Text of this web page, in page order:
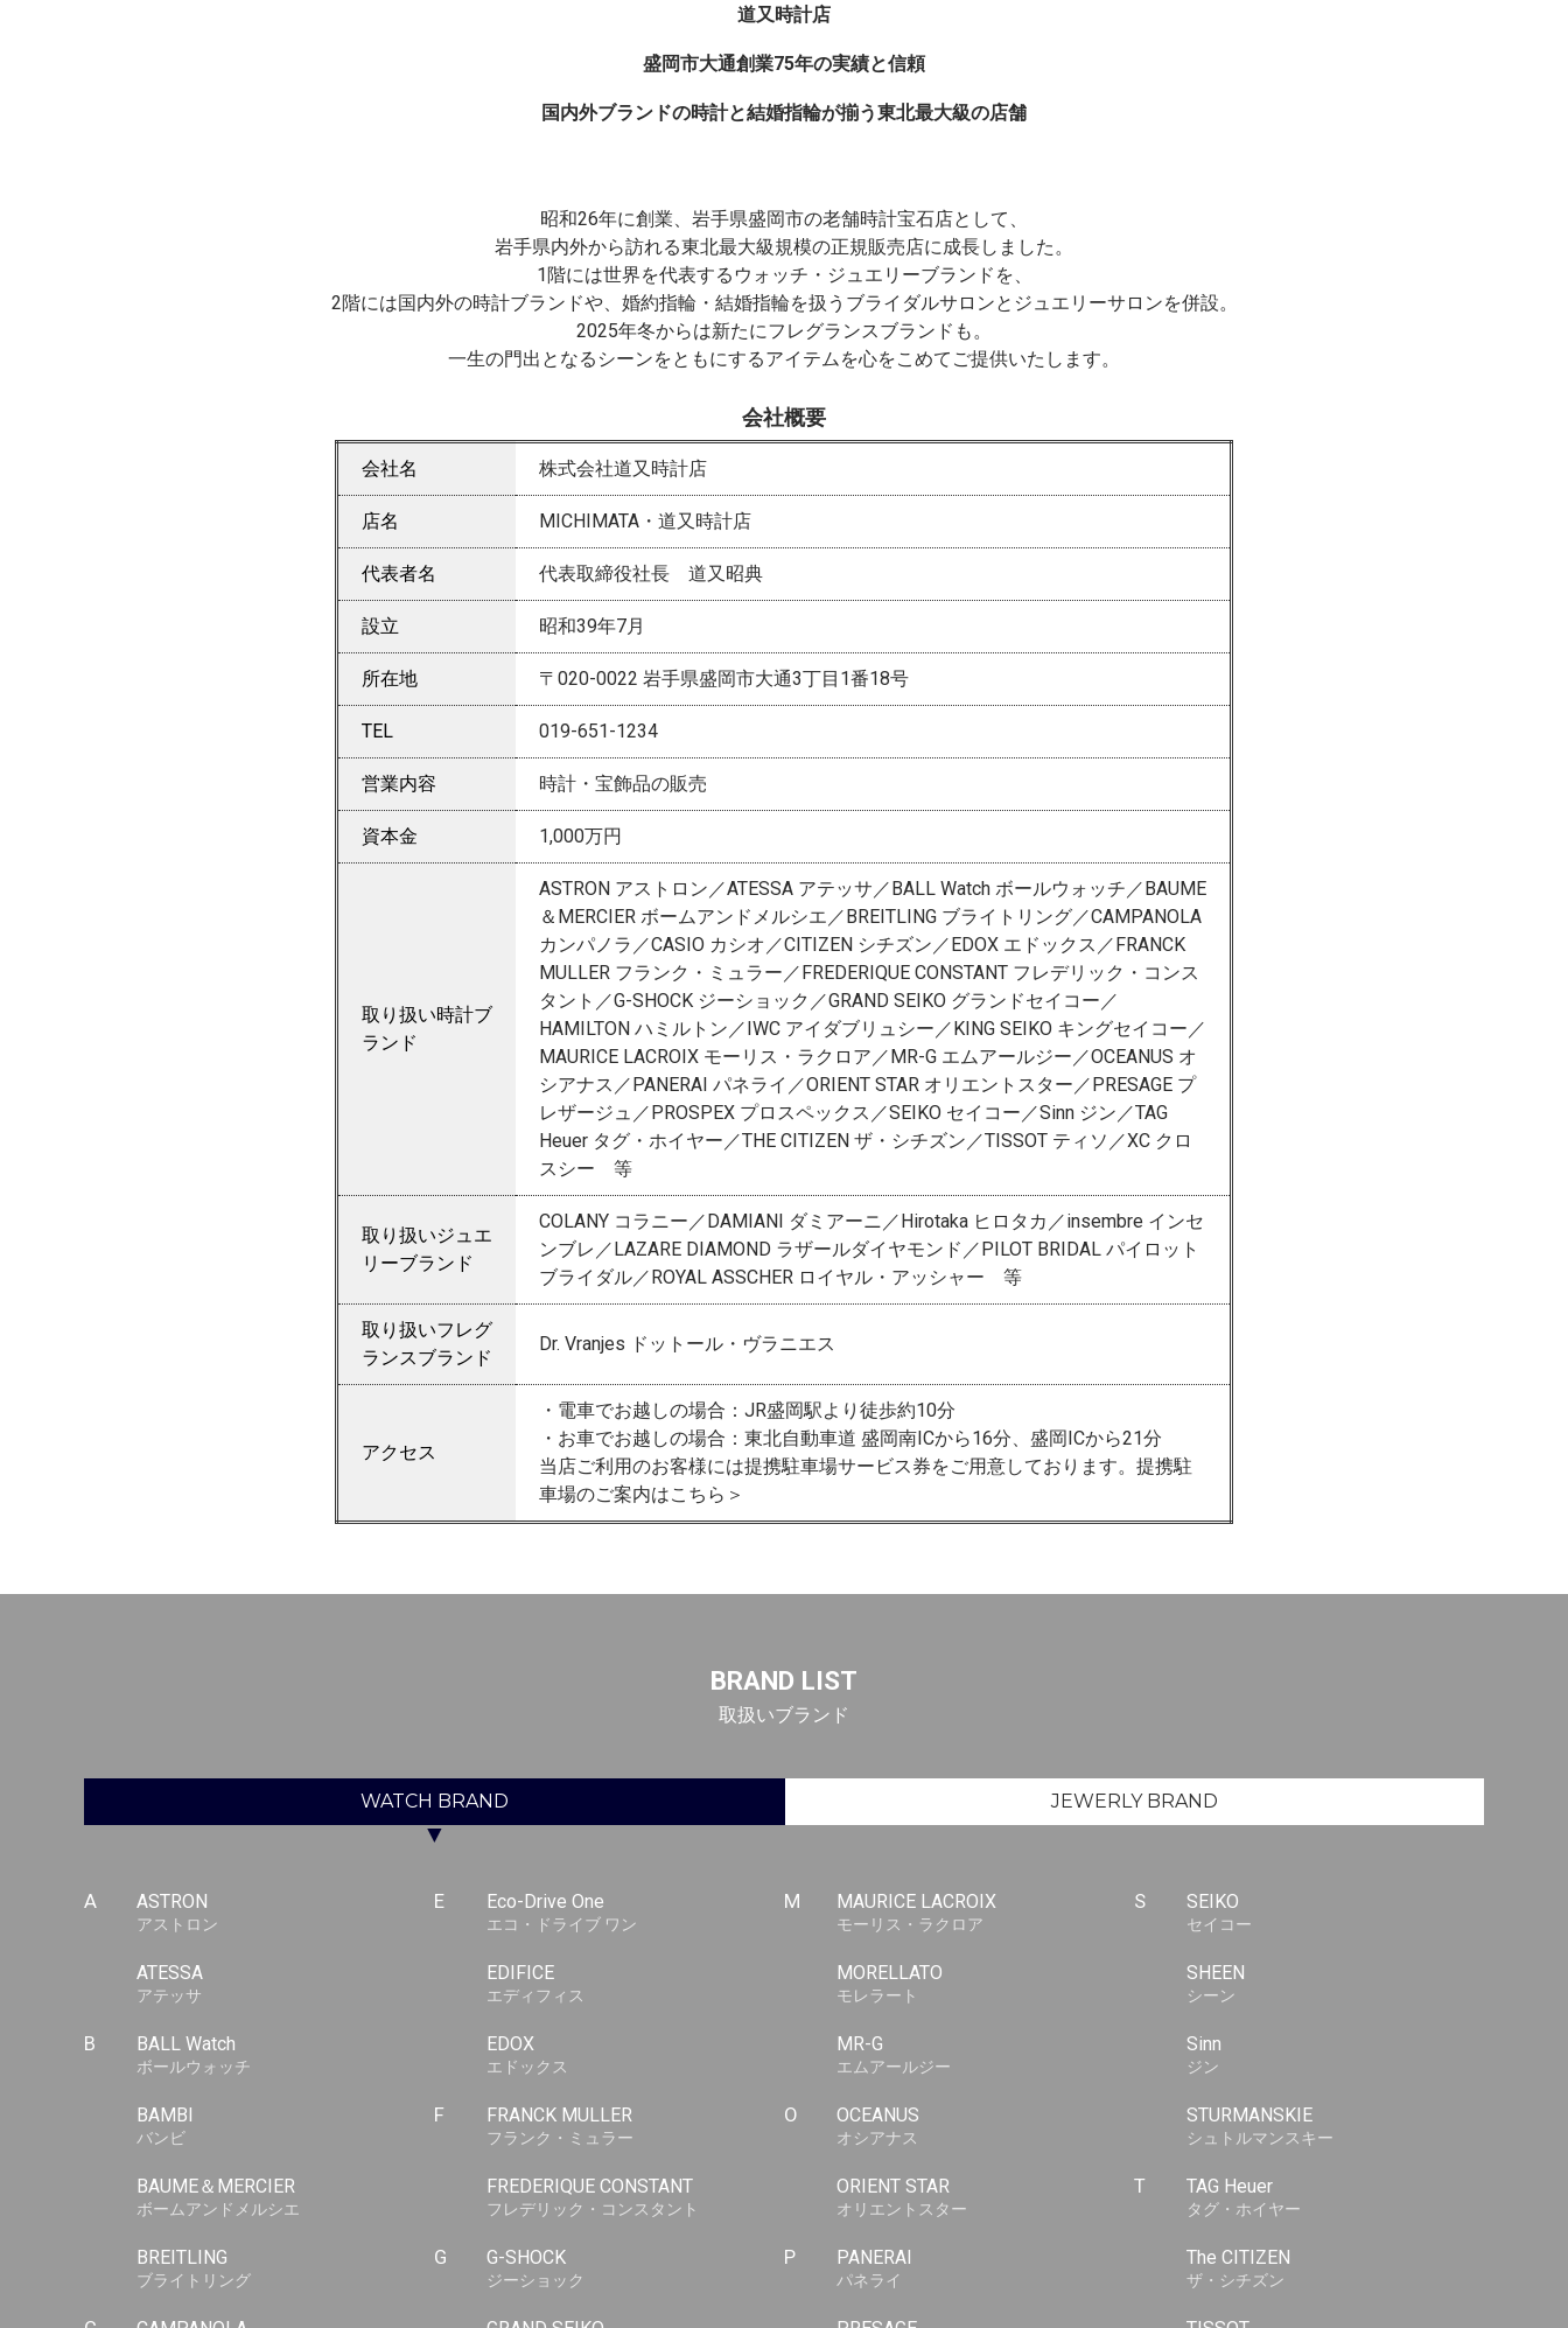
道又時計店
盛岡市大通創業75年の実績と信頼
国内外ブランドの時計と結婚指輪が揃う東北最大級の店舗
昭和26年に創業、岩手県盛岡市の老舗時計宝石店として、
岩手県内外から訪れる東北最大級規模の正規販売店に成長しました。
1階には世界を代表するウォッチ・ジュエリーブランドを、
2階には国内外の時計ブランドや、婚約指輪・結婚指輪を扱うブライダルサロンとジュエリーサロンを併設。
2025年冬からは新たにフレグランスブランドも。
一生の門出となるシーンをともにするアイテムを心をこめてご提供いたします。
会社概要
会社名 株式会社道又時計店
店名 MICHIMATA・道又時計店
代表者名 代表取締役社長 道又昭典
設立 昭和39年7月
所在地 〒020-0022 岩手県盛岡市大通3丁目1番18号
TEL 019-651-1234
営業内容 時計・宝飾品の販売
資本金 1,000万円
取り扱い時計ブ
ランド
ASTRON アストロン／ATESSA アテッサ／BALL Watch ボールウォッチ／BAUME
＆MERCIER ボームアンドメルシエ／BREITLING ブライトリング／CAMPANOLA
カンパノラ／CASIO カシオ／CITIZEN シチズン／EDOX エドックス／FRANCK
MULLER フランク・ミュラー／FREDERIQUE CONSTANT フレデリック・コンス
タント／G-SHOCK ジーショック／GRAND SEIKO グランドセイコー／
HAMILTON ハミルトン／IWC アイダブリュシー／KING SEIKO キングセイコー／
MAURICE LACROIX モーリス・ラクロア／MR-G エムアールジー／OCEANUS オ
シアナス／PANERAI パネライ／ORIENT STAR オリエントスター／PRESAGE プ
レザージュ／PROSPEX プロスペックス／SEIKO セイコー／Sinn ジン／TAG
Heuer タグ・ホイヤー／THE CITIZEN ザ・シチズン／TISSOT ティソ／XC クロ
スシー 等
取り扱いジュエ
リーブランド
COLANY コラニー／DAMIANI ダミアーニ／Hirotaka ヒロタカ／insembre インセ
ンブレ／LAZARE DIAMOND ラザールダイヤモンド／PILOT BRIDAL パイロット
ブライダル／ROYAL ASSCHER ロイヤル・アッシャー 等
取り扱いフレグ
ランスブランド
Dr. Vranjes ドットール・ヴラニエス
アクセス
・電車でお越しの場合：JR盛岡駅より徒歩約10分
・お車でお越しの場合：東北自動車道 盛岡南ICから16分、盛岡ICから21分
当店ご利用のお客様には提携駐車場サービス券をご用意しております。 提携駐
車場のご案内はこちら＞
BRAND LIST
取扱いブランド
WATCH BRAND JEWERLYBRAND
▼
A ASTRON
アストロン
ATESSA
アテッサ
B BALL Watch
ボールウォッチ
BAMBI
バンビ
BAUME＆MERCIER
ボームアンドメルシエ
BREITLING
ブライトリング
E Eco-Drive One
エコ・ドライブ ワン
EDIFICE
エディフィス
EDOX
エドックス
F FRANCK MULLER
フランク・ミュラー
FREDERIQUE CONSTANT
フレデリック・コンスタント
G G-SHOCK
ジーショック
M MAURICE LACROIX
モーリス・ラクロア
MORELLATO
モレラート
MR-G
エムアールジー
O OCEANUS
オシアナス
ORIENT STAR
オリエントスター
P PANERAI
パネライ
S SEIKO
セイコー
SHEEN
シーン
Sinn
ジン
STURMANSKIE
シュトルマンスキー
T TAG Heuer
タグ・ホイヤー
The CITIZEN
ザ・シチズン